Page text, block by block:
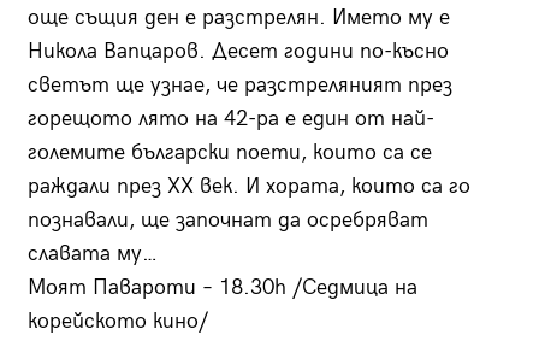
още същия ден е разстрелян. Името му е
Никола Вапцаров. Десет години по-късно
светът ще узнае, че разстреляният през
горещото лято на 42-ра е един от най-
големите български поети, които са се
раждали през ХХ век. И хората, които са го
познавали, ще започнат да осребряват
славата му…
Моят Павароти – 18.30h /Седмица на
корейското кино/